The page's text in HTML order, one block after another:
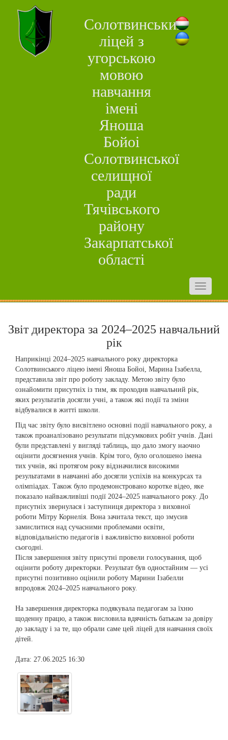
Солотвинський
ліцей з
угорською
мовою
навчання
імені
Яноша
Бойоі
Солотвинської
селищної
ради
Тячівського
району
Закарпатської
області
Звіт директора за 2024–2025 навчальний
рік
Наприкінці 2024–2025 навчального року директорка
Солотвинського ліцею імені Яноша Бойоi, Марина Ізабелла,
представила звіт про роботу закладу. Метою звіту було
ознайомити присутніх із тим, як проходив навчальний рік,
яких результатів досягли учні, а також які події та зміни
відбувалися в житті школи.
Під час звіту було висвітлено основні події навчального року, а
також проаналізовано результати підсумкових робіт учнів. Дані
були представлені у вигляді таблиць, що дало змогу наочно
оцінити досягнення учнів. Крім того, було оголошено імена
тих учнів, які протягом року відзначилися високими
результатами в навчанні або досягли успіхів на конкурсах та
олімпіадах. Також було продемонстровано коротке відео, яке
показало найважливіші події 2024–2025 навчального року. До
присутніх звернулася і заступниця директора з виховної
роботи Мітру Корнелія. Вона зачитала текст, що змусив
замислитися над сучасними проблемами освіти,
відповідальністю педагогів і важливістю виховної роботи
сьогодні.
Після завершення звіту присутні провели голосування, щоб
оцінити роботу директорки. Результат був одностайним — усі
присутні позитивно оцінили роботу Марини Ізабелли
впродовж 2024–2025 навчального року.
На завершення директорка подякувала педагогам за їхню
щоденну працю, а також висловила вдячність батькам за довіру
до закладу і за те, що обрали саме цей ліцей для навчання своїх
дітей.
Дата: 27.06.2025 16:30